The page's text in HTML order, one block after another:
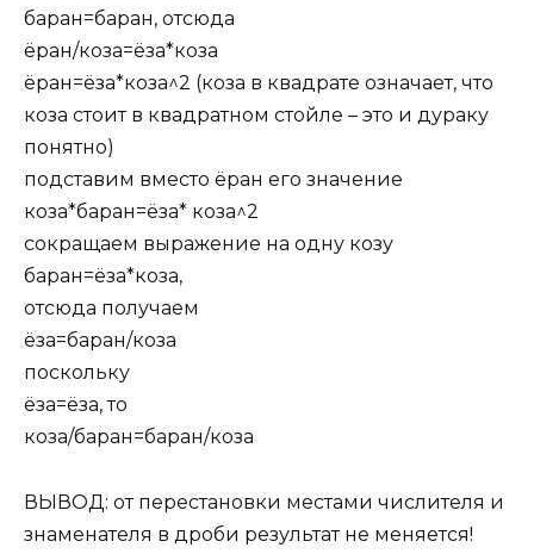
баран=баран, отсюда
ёран/коза=ёза*коза
ёран=ёза*коза^2 (коза в квадрате означает, что
коза стоит в квадратном стойле – это и дураку
понятно)
подставим вместо ёран его значение
коза*баран=ёза* коза^2
сокращаем выражение на одну козу
баран=ёза*коза,
отсюда получаем
ёза=баран/коза
поскольку
ёза=ёза, то
коза/баран=баран/коза
ВЫВОД: от перестановки местами числителя и
знаменателя в дроби результат не меняется!